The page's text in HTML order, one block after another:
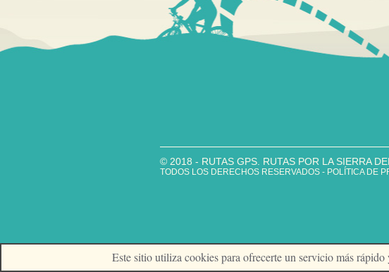
© 2018 - RUTAS GPS. RUTAS POR LA SIERRA
TODOS LOS DERECHOS RESERVADOS - POLÍTICA DE
Este sitio utiliza cookies para ofrecerte un servicio más